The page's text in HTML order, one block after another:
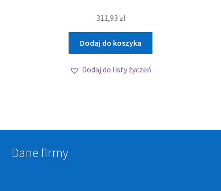
311,93 zł
Dodaj do koszyka
Dodaj do listy życzeń
Dane firmy